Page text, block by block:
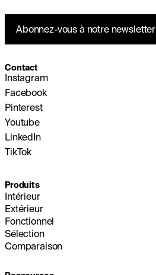
Abonnez-vous à notre newsletter
Contact
Instagram
Facebook
Pinterest
Youtube
LinkedIn
TikTok
Produits
Intérieur
Extérieur
Fonctionnel
Sélection
Comparaison